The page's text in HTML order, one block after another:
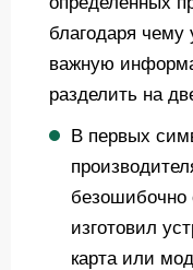
благодаря
важную
разделить на
В первых
безошибочно
изготовил
карта или